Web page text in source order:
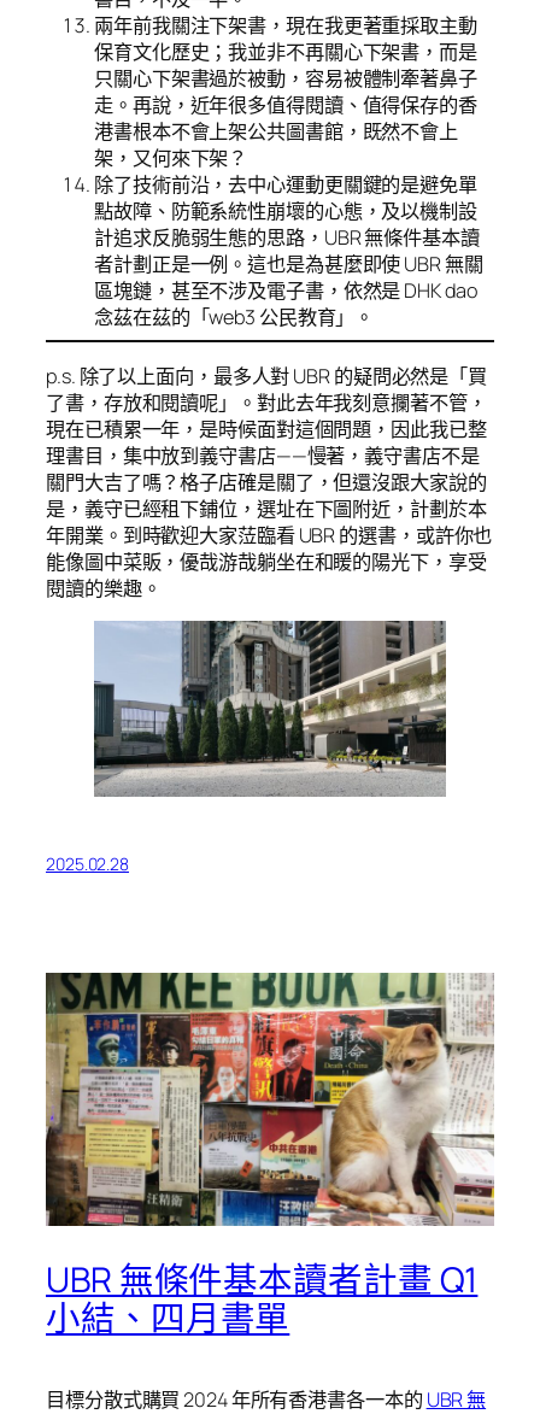
兩年前我關注下架書，現在我更著重採取主動
保育文化歷史；我並非不再關心下架書，而是
只關心下架書過於被動，容易被體制牽著鼻子
走。再說，近年很多值得閱讀、值得保存的香
港書根本不會上架公共圖書館，既然不會上
架，又何來下架？
除了技術前沿，去中心運動更關鍵的是避免單
點故障、防範系統性崩壞的心態，及以機制設
計追求反脆弱生態的思路，UBR 無條件基本讀
者計劃正是一例。這也是為甚麼即使 UBR 無關
區塊鏈，甚至不涉及電子書，依然是 DHK dao
念茲在茲的「web3 公民教育」。
p.s. 除了以上面向，最多人對 UBR 的疑問必然是「買
了書，存放和閱讀呢」。對此去年我刻意攔著不管，
現在已積累一年，是時候面對這個問題，因此我已整
理書目，集中放到義守書店——慢著，義守書店不是
關門大吉了嗎？格子店確是關了，但還沒跟大家說的
是，義守已經租下鋪位，選址在下圖附近，計劃於本
年開業。到時歡迎大家𦲷臨看 UBR 的選書，或許你也
能像圖中菜販，優哉游哉躺坐在和䁔的陽光下，享受
閱讀的樂趣。
2025.02.28
UBR 無條件基本讀者計畫 Q1
小結、四月書單
目標分散式購買 2024 年所有香港書各一本的 UBR 無